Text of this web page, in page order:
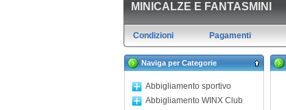
MINICALZE E FANTASMINI
Condizioni Pagamenti
Naviga per Categorie
Abbigliamento sportivo
Abbigliamento WINX Club